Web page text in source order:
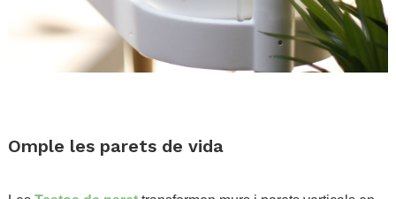
Omple les parets de vida